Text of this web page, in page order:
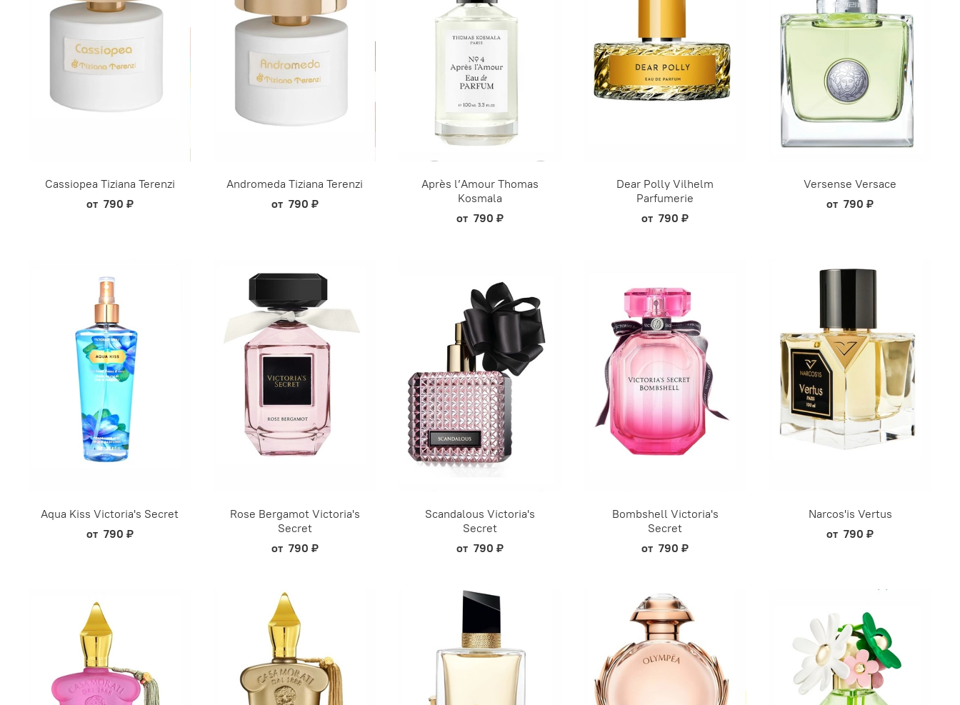
Cassiopea Tiziana Terenzi
от 790 ₽
Andromeda Tiziana Terenzi
от 790 ₽
Après l’Amour Thomas
Kosmala
от 790 ₽
Dear Polly Vilhelm
Parfumerie
от 790 ₽
Versense Versace
от 790 ₽
Aqua Kiss Victoria's Secret
от 790 ₽
Rose Bergamot Victoria's
Secret
от 790 ₽
Scandalous Victoria's
Secret
от 790 ₽
Bombshell Victoria's
Secret
от 790 ₽
Narcos'is Vertus
от 790 ₽